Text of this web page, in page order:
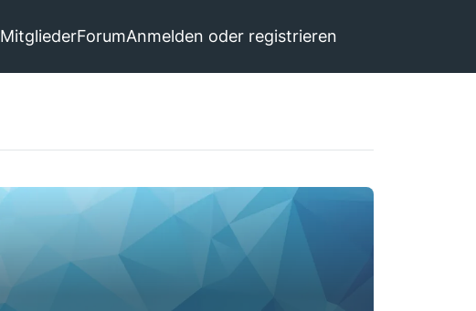
MitgliederForumAnmelden oder registrieren